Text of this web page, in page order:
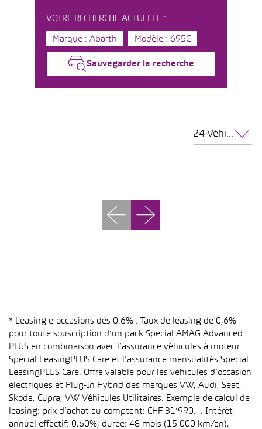
VOTRE RECHERCHE ACTUELLE :
Marque : Abarth Modèle : 695C
Sauvegarder la recherche
24 Véhicules par page
* Leasing e-occasions dès 0.6% : Taux de leasing de 0,6%
pour toute souscription d’un pack Special AMAG Advanced
PLUS en combinaison avec l’assurance véhicules à moteur
Special LeasingPLUS Care et l’assurance mensualités Special
LeasingPLUS Care. Offre valable pour les véhicules d’occasion
électriques et Plug-In Hybrid des marques VW, Audi, Seat,
Skoda, Cupra, VW Véhicules Utilitaires. Exemple de calcul de
leasing: prix d’achat au comptant: CHF 31’990.–. Intérêt
annuel effectif: 0,60%, durée: 48 mois (15 000 km/an),